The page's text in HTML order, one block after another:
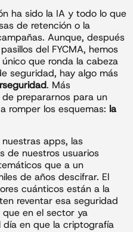
ha sido la IA y todo lo que
de retención o la
Aunque, después
del FYCMA, hemos
que ronda la cabeza
seguridad, hay algo más
. Más
prepararnos para un
romper los esquemas: la
apps, las
de nuestros usuarios
que a un
de años descifrar. El
cuánticos están a la
reventar esa seguridad
en el sector ya
día en que la criptografía